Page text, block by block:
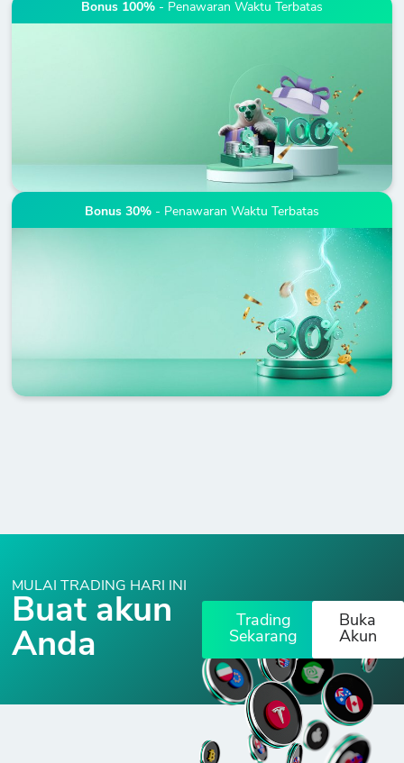
Bonus 100% - Penawaran Waktu Terbatas
Bonus 30% - Penawaran Waktu Terbatas
MULAI TRADING HARI INI
Buat akun
Anda
Trading
Sekarang
Buka
Akun